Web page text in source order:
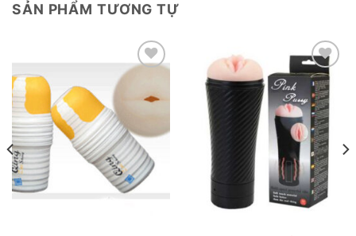
SẢN PHẨM TƯƠNG TỰ
Add to
wishlist